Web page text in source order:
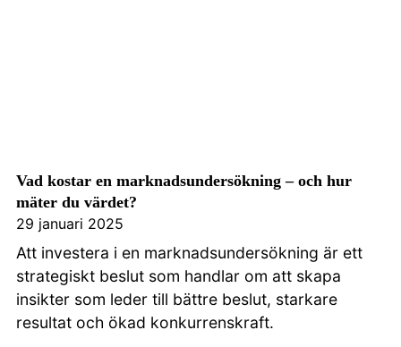
Vad kostar en marknadsundersökning – och hur
mäter du värdet?
29 januari 2025
Att investera i en marknadsundersökning är ett
strategiskt beslut som handlar om att skapa
insikter som leder till bättre beslut, starkare
resultat och ökad konkurrenskraft.